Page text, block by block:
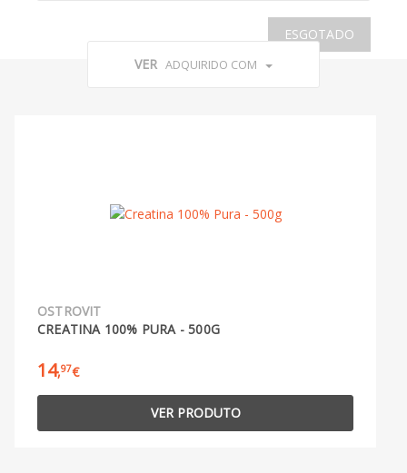
ESGOTADO
VER ADQUIRIDO COM
OSTROVIT
CREATINA 100% PURA - 500G
14,97€
VER PRODUTO